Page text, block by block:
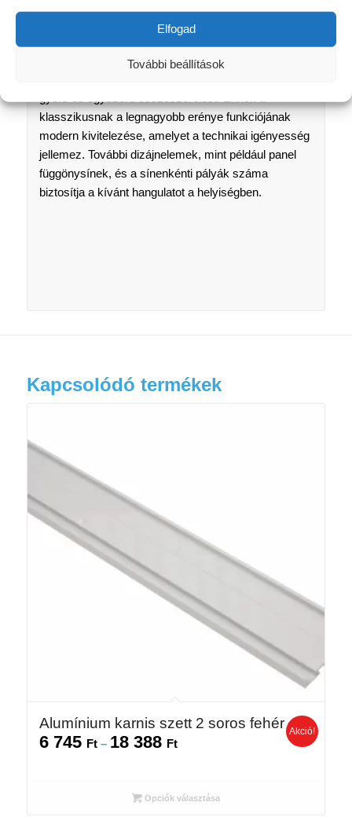
Elfogad
További beállítások
gondoskodik arról, hogy a függönyök a kívánt
gyönyörködtetővé váljanak. Még ma is a technikai
klasszikusnak a legnagyobb erénye funkciójának
modern kivitelezése, amelyet a technikai igényesség
jellemez. További dizájnelemek, mint például panel
függönysínek, és a sínenkénti pályák száma
biztosítja a kívánt hangulatot a helyiségben.
Kapcsolódó termékek
Alumínium karnis szett 2 soros fehér
6 745 Ft – 18 388 FtÁrtartomány:
-
Akció!
Opciók választása